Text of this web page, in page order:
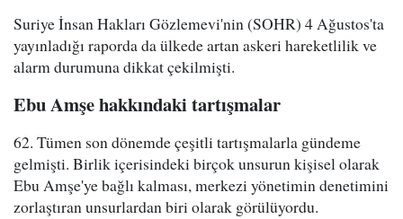
Suriye İnsan Hakları Gözlemevi'nin (SOHR) 4 Ağustos'ta
yayınladığı raporda da ülkede artan askeri hareketlilik ve
alarm durumuna dikkat çekilmişti.
Ebu Amşe hakkındaki tartışmalar
62. Tümen son dönemde çeşitli tartışmalarla gündeme
gelmişti. Birlik içerisindeki birçok unsurun kişisel olarak
Ebu Amşe'ye bağlı kalması, merkezi yönetimin denetimini
zorlaştıran unsurlardan biri olarak görülüyordu.